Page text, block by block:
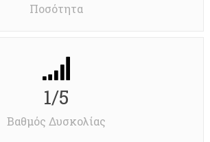
Ποσότητα
1/5
Βαθμός Δυσκολίας